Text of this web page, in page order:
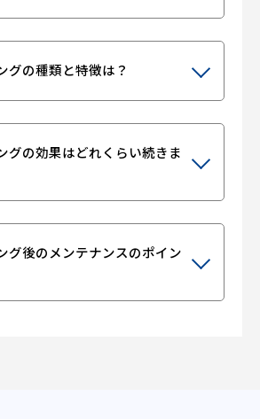
グの種類と特徴は？
グの効果はどれくらい続きま
グ後のメンテナンスのポイン